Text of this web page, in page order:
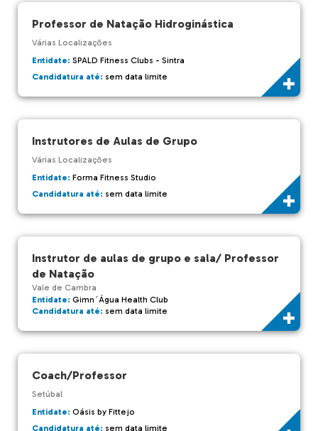
Professor de Natação Hidroginástica
Várias Localizações
Entidate: SPALD Fitness Clubs - Sintra
Candidatura até: sem data limite
Instrutores de Aulas de Grupo
Várias Localizações
Entidate: Forma Fitness Studio
Candidatura até: sem data limite
Instrutor de aulas de grupo e sala/ Professor
de Natação
Vale de Cambra
Entidate: Gimn´Água Health Club
Candidatura até: sem data limite
Coach/Professor
Setúbal
Entidate: Oásis by Fittejo
Candidatura até: sem data limite